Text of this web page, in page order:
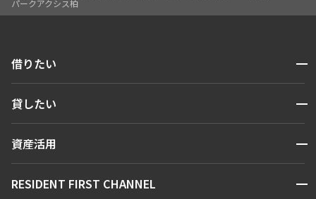
パークアクシス柏
借りたい 開閉
人気エリアから探す
貸したい 開閉
お問い合わせ
資産活用 開閉
お問い合わせ
RESIDENT FIRST CHANNEL 開閉